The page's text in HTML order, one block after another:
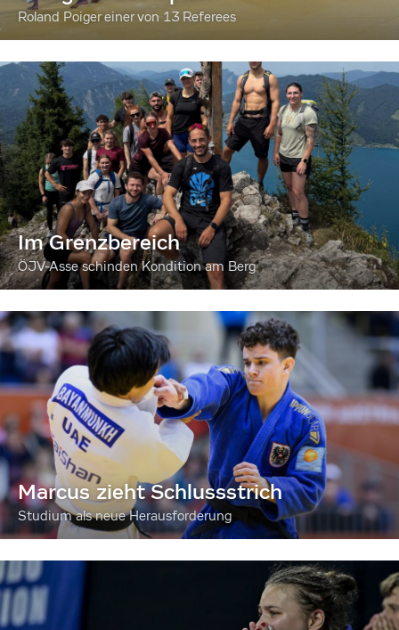
Roland Poiger einer von 13 Referees
Im Grenzbereich
ÖJV-Asse schinden Kondition am Berg
Marcus zieht Schlussstrich
Studium als neue Herausforderung